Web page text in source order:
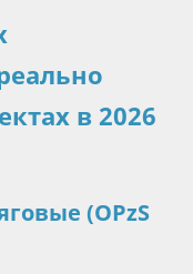
в 2026
(OPzS